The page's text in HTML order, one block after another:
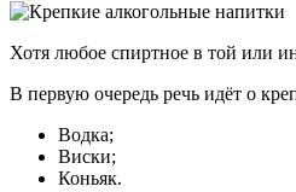
Хотя любое спиртное в той или
В первую очередь речь идёт о
Водка;
Виски;
Коньяк.